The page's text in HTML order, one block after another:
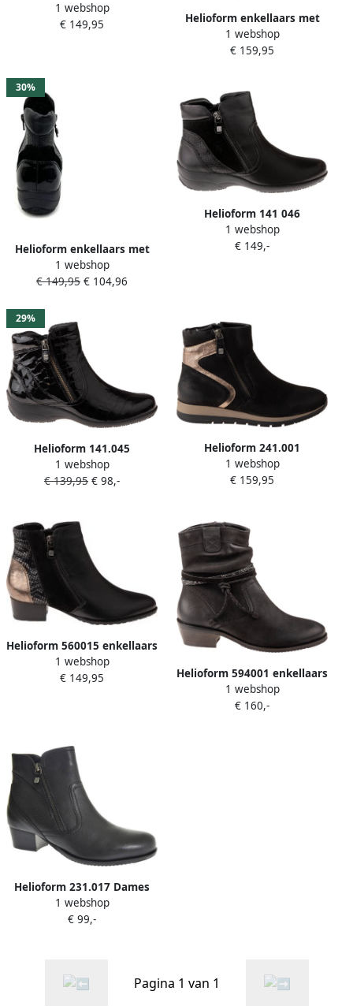
1 webshop
€ 149,95
Helioform enkellaars met
hakje Wijdte K extra breed
231.021.0404 zwarti
1 webshop
€ 159,95
30%
Helioform enkellaars met
twee ritsen Wijdte H
141.046.0350 Zwart Combi
1 webshop
€ 149,95 € 104,96
Helioform 141 046
enkellaars
1 webshop
€ 149,-
29%
Helioform 141.045
Enkellaarzen
1 webshop
€ 139,95 € 98,-
Helioform 241.001
Enkellaarzen
1 webshop
€ 159,95
Helioform 560015 enkellaars
1 webshop
€ 149,95
Helioform 594001 enkellaars
1 webshop
€ 160,-
Helioform 231.017 Dames
Enkellaars Zwart
1 webshop
€ 99,-
Pagina 1 van 1